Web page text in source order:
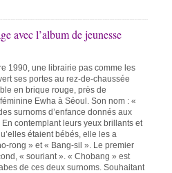
avec l’album de jeunesse
1990, une librairie pas comme les
ses portes au rez-de-chaussée
en brique rouge, près de
féminine Ewha à Séoul. Son nom : «
surnoms d’enfance donnés aux
contemplant leurs yeux brillants et
étaient bébés, elle les a
rong » et « Bang-sil ». Le premier
« souriant ». « Chobang » est
de ces deux surnoms. Souhaitant